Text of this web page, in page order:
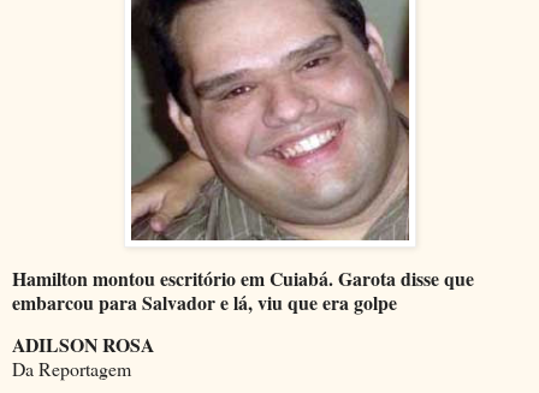
Hamilton montou escritório em Cuiabá. Garota disse que
embarcou para Salvador e lá, viu que era golpe
ADILSON ROSA
Da Reportagem